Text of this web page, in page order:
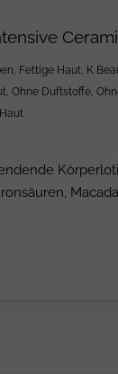
, Fettige Haut, K
, Ohne Duftstoffe,